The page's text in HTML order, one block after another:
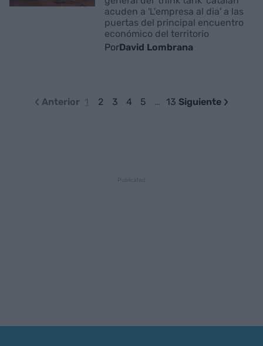
acuden a 'L'empresa al dia' a las
puertas del principal encuentro
económico del territorio
PorDavid Lombrana
Anterior 1 2 3 4 5 … 13 Siguiente